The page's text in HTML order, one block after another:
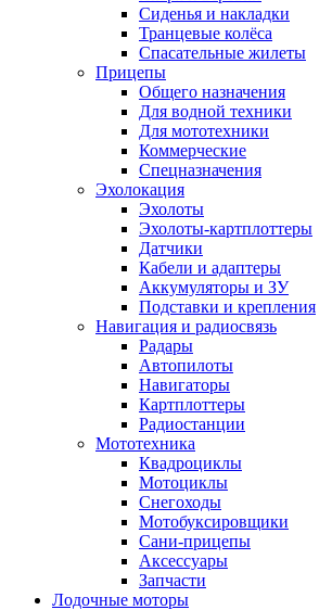
Сиденья и накладки
Транцевые колёса
Спасательные жилеты
Прицепы
Общего назначения
Для водной техники
Для мототехники
Коммерческие
Спецназначения
Эхолокация
Эхолоты
Эхолоты-картплоттеры
Датчики
Кабели и адаптеры
Аккумуляторы и ЗУ
Подставки и крепления
Навигация и радиосвязь
Радары
Автопилоты
Навигаторы
Картплоттеры
Радиостанции
Мототехника
Квадроциклы
Мотоциклы
Снегоходы
Мотобуксировщики
Сани-прицепы
Аксессуары
Запчасти
Лодочные моторы